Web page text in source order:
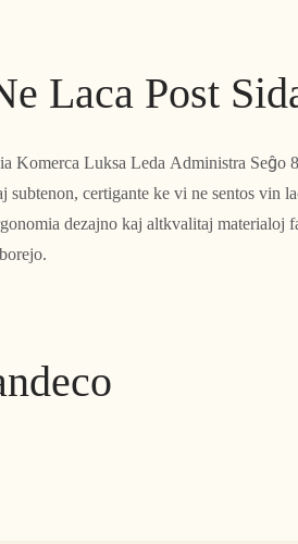
Laca Post
Komerca Luksa Leda Administra Seĝo
subtenon, certigante ke vi ne sentos vin
dezajno kaj altkvalitaj materialoj